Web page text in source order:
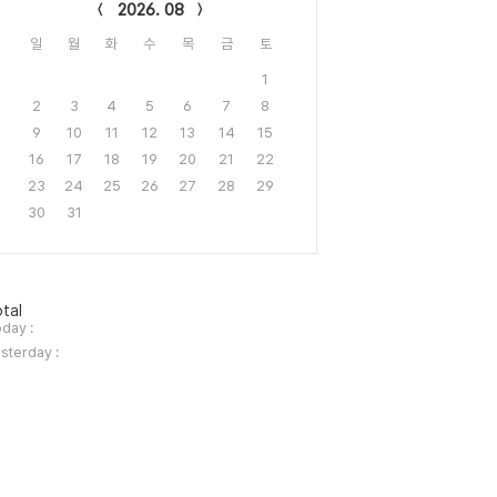
2026. 08
일 월 화 수 목 금 토
1
2
3 4 5 6 7
8
9
10 11 12 13 14
15
16
17 18 19 20 21
22
23
24 25 26 27 28
29
30
31
:
: